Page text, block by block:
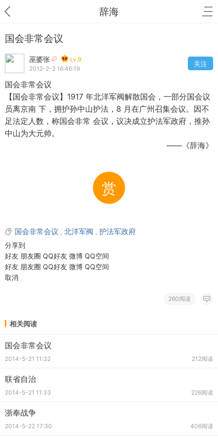
辞海
国会非常会议
巫婆张
Lv.9
2012-2-2 16:46:19
关注
国会非常会议
【国会非常会议】1917 年北洋军阀解散国会，一部分国会议
员离京南 下，拥护孙中山护法，8 月在广州召集会议。因不
足法定人数，称国会非常 会议，议决成立护法军政府，推孙
中山为大元帅。
——《辞海》
赏
国会非常会议 , 北洋军阀 , 护法军政府
分享到
好友 朋友圈 QQ好友 微博 QQ空间
好友 朋友圈 QQ好友 微博 QQ空间
取消
260阅读
相关阅读
国会非常会议
2014-5-21 11:32 212阅读
联省自治
2014-5-21 11:33 226阅读
浙奉战争
2014-5-22 17:30 406阅读